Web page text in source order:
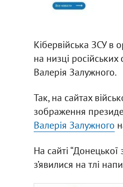
Кібервійська ЗСУ в
на низці
Валерія Залужного.
Так, на сайтах
зображення
Валерія Залужного
На сайті
з’явилися на тлі